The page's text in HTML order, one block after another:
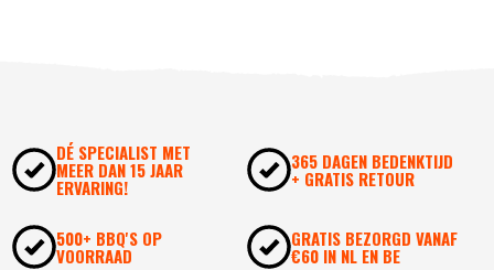
DÉ SPECIALIST MET
MEER DAN 15 JAAR
ERVARING!
365 DAGEN BEDENKTIJD
+ GRATIS RETOUR
500+ BBQ'S OP
VOORRAAD
GRATIS BEZORGD VANAF
€60 IN NL EN BE